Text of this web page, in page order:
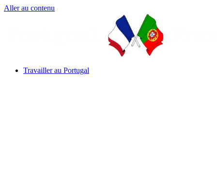
Aller au contenu
Travailler au Portugal